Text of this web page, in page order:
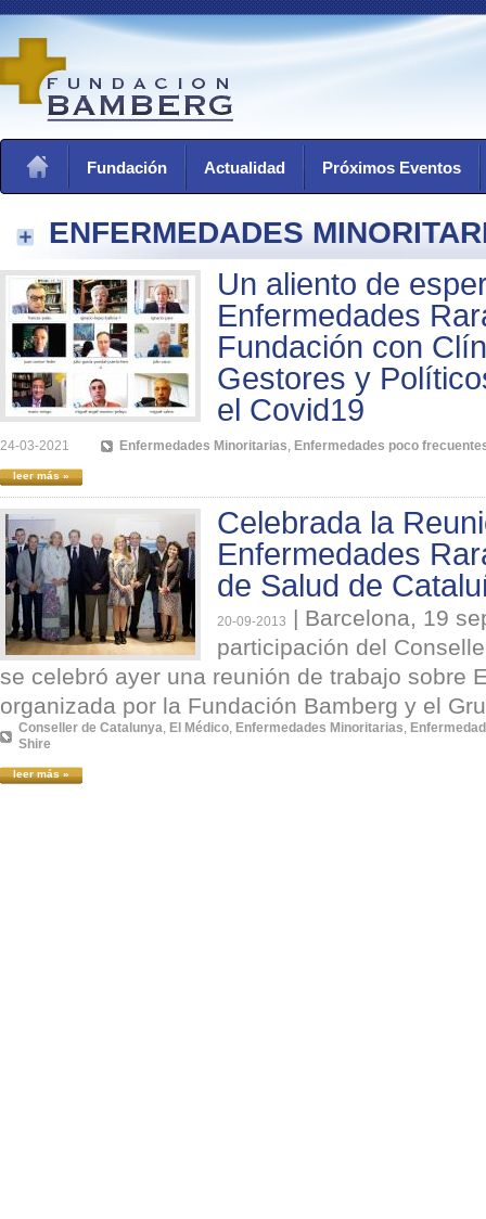
Fundación Actualidad Próximos Eventos
ENFERMEDADES
Un aliento de
Enfermedades
Fundación con
Gestores y
el Covid19
24-03-2021 Enfermedades Minoritarias, Enfermedades poco
leer más »
Celebrada la
Enfermedades
de Salud de
20-09-2013 | Barcelona, 19
participación del
se celebró ayer una reunión de trabajo sobre
organizada por la Fundación Bamberg y el
Conseller de Catalunya, El Médico, Enfermedades Minoritarias,
Shire
leer más »